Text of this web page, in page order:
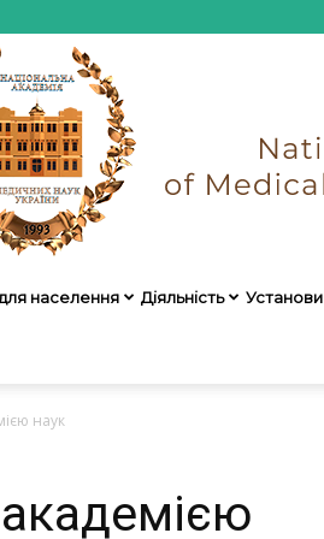
України
населення Діяльність Установи
наук